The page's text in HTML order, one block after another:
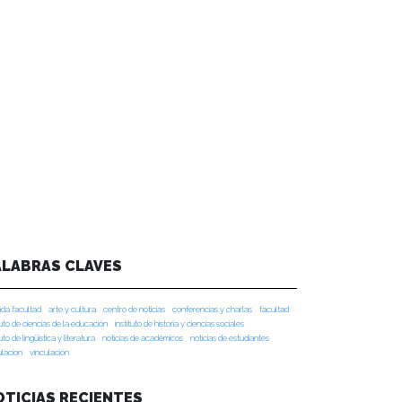
CLAVES
facultad arte y cultura centro de noticias conferencias y charlas
facultad
de ciencias de la educación
instituto de historia y ciencias sociales
de lingüística y literatura
noticias de académicos
noticias de estudiantes
vinculación
RECIENTES